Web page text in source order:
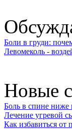
Боли в груди:
Левомеколь -
Новые
Боль в спине ниже
Лечение угревой
Как избавиться от